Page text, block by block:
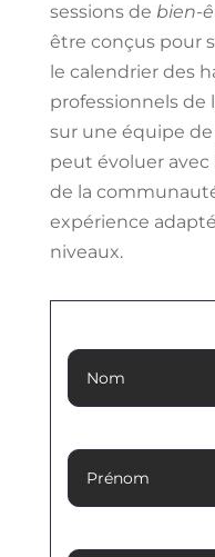
sessions de bien-
être conçus pour
le calendrier des
professionnels de
sur une équipe de
peut évoluer avec
de la
expérience
niveaux.